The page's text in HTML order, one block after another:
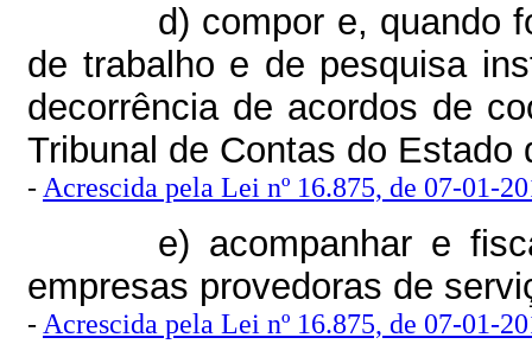
d) compor e, quando
de trabalho e de pesquisa
decorrência de acordos de
Tribunal de Contas do Estado
- Acrescida pela Lei nº 16.875, de 07-01-
e) acompanhar e
empresas provedoras de
- Acrescida pela Lei nº 16.875, de 07-01-